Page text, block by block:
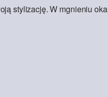
stylizację. W mgnieniu oka